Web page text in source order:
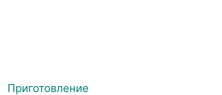
Приготовление